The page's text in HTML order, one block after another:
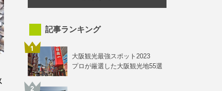
記事ランキング
大阪観光最強スポット2023
プロが厳選した大阪観光地55選